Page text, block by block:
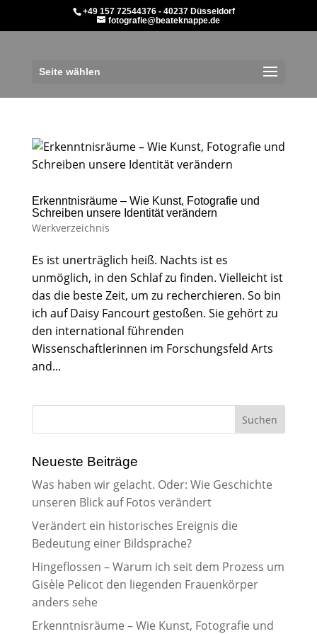
+49 157 72544376 - 40237 Düsseldorf
fotografie@beateknappe.de
Seite wählen
Erkenntnisräume – Wie Kunst, Fotografie und
Schreiben unsere Identität verändern
Werkverzeichnis
Es ist unerträglich heiß. Nachts ist es
unmöglich, in den Schlaf zu finden. Vielleicht ist
das die beste Zeit, um zu recherchieren. So bin
ich auf Daisy Fancourt gestoßen. Sie gehört zu
den international führenden
Wissenschaftlerinnen im Forschungsfeld Arts
and...
Neueste Beiträge
Was haben wir gelacht. Oder: Wie Geschichte
unseren Blick auf Fotos verändert
Verändert ein historisches Ereignis die
Bedeutung einer Bildsprache?
Hingeflossen – Warum ich seit dem Prozess um
Gisèle Pelicot den liegenden Frauenkörper
anders sehe
Erkenntnisräume – Wie Kunst, Fotografie und